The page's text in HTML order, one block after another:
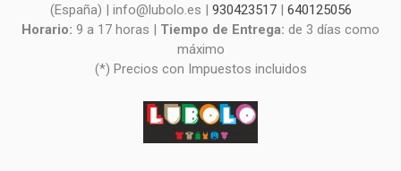
(España) | info@lubolo.es | 930423517| 640125056
Horario: 9 a 17 horas | Tiempo de Entrega: de 3 días como
máximo
(*) Precios con Impuestos incluidos